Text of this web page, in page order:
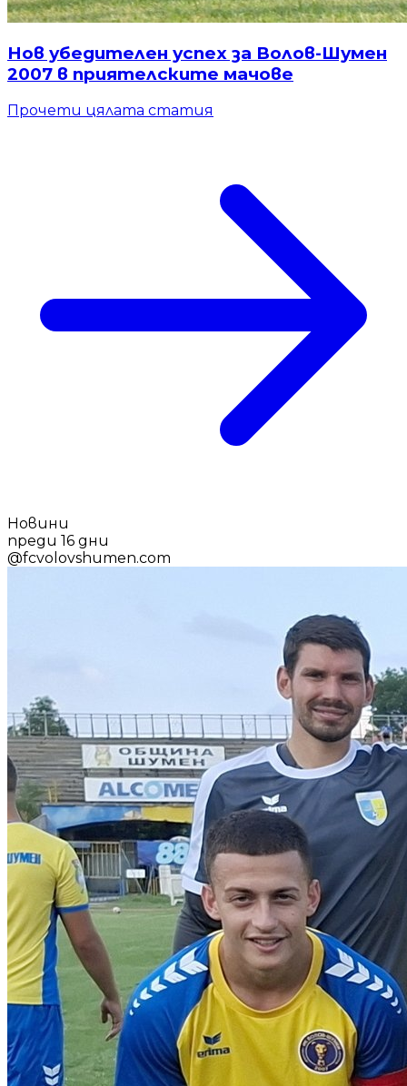
Нов убедителен успех за Волов-Шумен
2007 в приятелските мачове
Прочети цялата статия
Новини
преди 16 дни
@fcvolovshumen.com